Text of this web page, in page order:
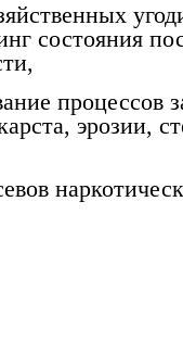
состояния
процессов
эрозии,